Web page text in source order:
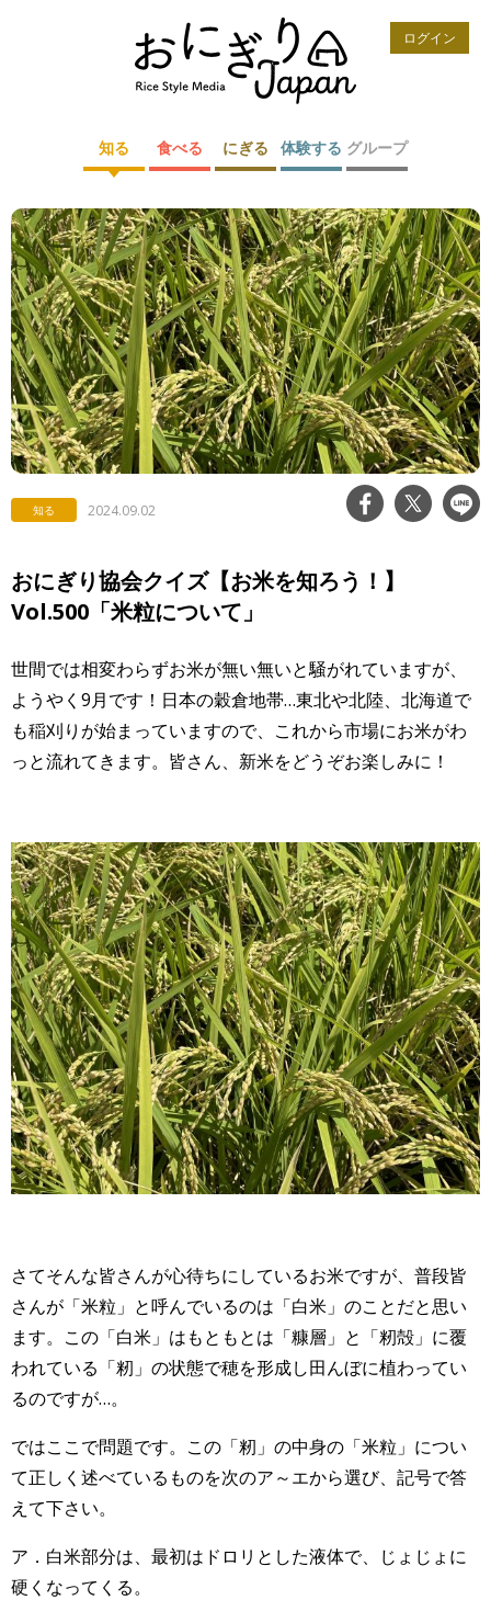
ログイン
知る 食べる にぎる 体験する グループ
知る 2024.09.02
おにぎり協会クイズ【お米を知ろう！】
Vol.500「米粒について」
世間では相変わらずお米が無い無いと騒がれていますが、
ようやく9月です！日本の穀倉地帯…東北や北陸、北海道で
も稲刈りが始まっていますので、これから市場にお米がわ
っと流れてきます。皆さん、新米をどうぞお楽しみに！
さてそんな皆さんが心待ちにしているお米ですが、普段皆
さんが「米粒」と呼んでいるのは「白米」のことだと思い
ます。この「白米」はもともとは「糠層」と「籾殻」に覆
われている「籾」の状態で穂を形成し田んぼに植わってい
るのですが…。
ではここで問題です。この「籾」の中身の「米粒」につい
て正しく述べているものを次のア～エから選び、記号で答
えて下さい。
ア．白米部分は、最初はドロリとした液体で、じょじょに
硬くなってくる。